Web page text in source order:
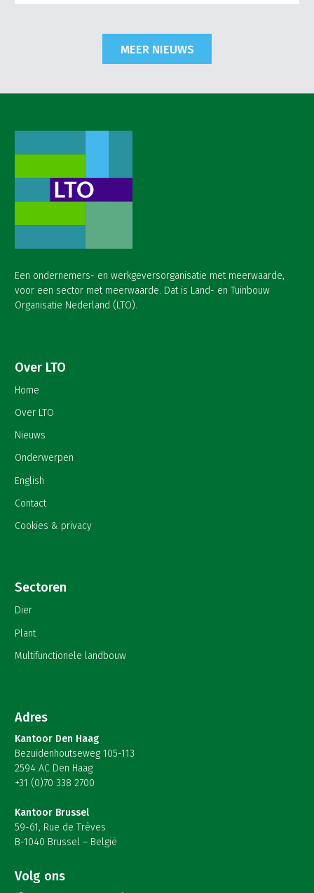
MEER NIEUWS
Een ondernemers- en werkgeversorganisatie met meerwaarde,
voor een sector met meerwaarde. Dat is Land- en Tuinbouw
Organisatie Nederland (LTO).
Over LTO
Home
Over LTO
Nieuws
Onderwerpen
English
Contact
Cookies & privacy
Sectoren
Dier
Plant
Multifunctionele landbouw
Adres
Kantoor Den Haag
Bezuidenhoutseweg 105-113
2594 AC Den Haag
+31 (0)70 338 2700
Kantoor Brussel
59-61, Rue de Trèves
B-1040 Brussel – België
Volg ons